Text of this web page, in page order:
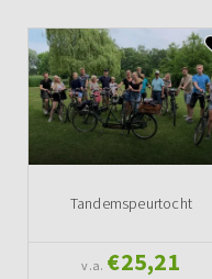
Tandemspeurtocht
v.a. €25,21